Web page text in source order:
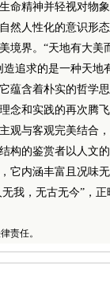
命精神并轻视对物
然人性化的意识形
境界。“天地有大美
追求的是一种天地
含着朴实的哲学
念和实践的再次腾
观与客观完美结合
构的鉴赏者以人文的
内涵丰富且况味无
我，无古无今”，
责任。